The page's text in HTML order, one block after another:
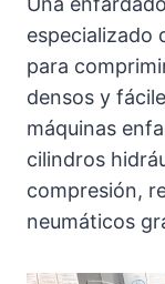
especializado
para
densos y
máquinas
cilindros
compresión,
neumáticos